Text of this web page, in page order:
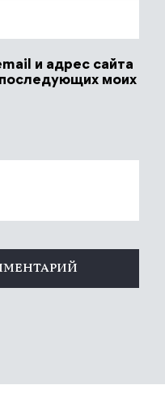
и адрес сайта
моих